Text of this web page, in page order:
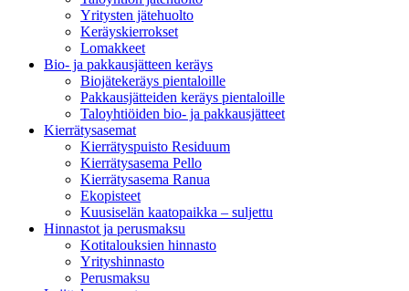
Yritysten jätehuolto
Keräyskierrokset
Lomakkeet
Bio- ja pakkausjätteen keräys
Biojätekeräys pientaloille
Pakkausjätteiden keräys pientaloille
Taloyhtiöiden bio- ja pakkausjätteet
Kierrätysasemat
Kierrätyspuisto Residuum
Kierrätysasema Pello
Kierrätysasema Ranua
Ekopisteet
Kuusiselän kaatopaikka – suljettu
Hinnastot ja perusmaksu
Kotitalouksien hinnasto
Yrityshinnasto
Perusmaksu